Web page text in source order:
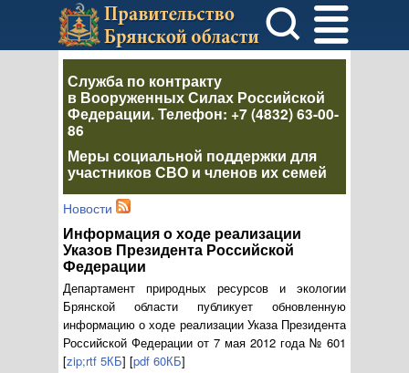
Служба по контракту
в Вооруженных Силах Российской
Федерации. Телефон: +7 (4832) 63-00-
86
Меры социальной поддержки для
участников СВО и членов их семей
Новости
Информация о ходе реализации
Указов Президента Российской
Федерации
Департамент природных ресурсов и экологии
Брянской области публикует обновленную
информацию о ходе реализации Указа Президента
Российской Федерации от 7 мая 2012 года № 601
[zip;rtf 5КБ] [pdf 60КБ]